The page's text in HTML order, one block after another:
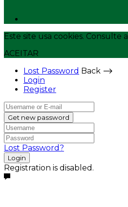
Este site usa cookies. Consulte a
ACEITAR
Lost Password Back ⟶
Login
Register
Get new password
Lost Password?
Login
Registration is disabled.